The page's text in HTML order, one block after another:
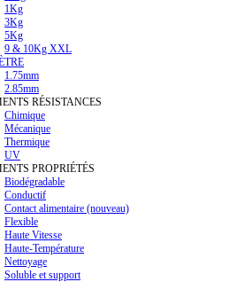
1Kg
3Kg
5Kg
9 & 10Kg XXL
1.75mm
2.85mm
RÉSISTANCES
Chimique
Mécanique
Thermique
UV
PROPRIÉTÉS
Biodégradable
Conductif
Contact alimentaire (nouveau)
Flexible
Haute Vitesse
Haute-Température
Nettoyage
Soluble et support